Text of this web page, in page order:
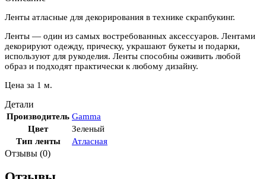
Ленты атласные для декорирования в технике скрапбукинг.
Ленты — один из самых востребованных аксессуаров. Лентами
декорируют одежду, прическу, украшают букеты и подарки,
используют для рукоделия. Ленты способны оживить любой
образ и подходят практически к любому дизайну.
Цена за 1 м.
Детали
Производитель Gamma
Цвет
Зеленый
Тип ленты
Атласная
Отзывы (0)